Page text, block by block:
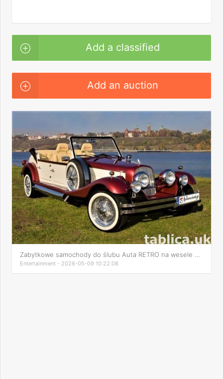
Add a classified
Add an auction
Entertainment - 2026-05-09 10:22:08